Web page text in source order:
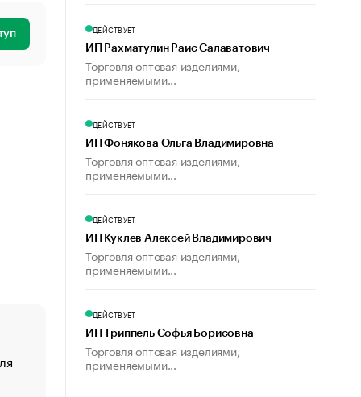
«От спорта тело стареет иначе». Как живет глава
создавшей GTA
ДЕЙСТВУЕТ
ИП Рахматулин Раис Салаватович
Торговля оптовая изделиями,
применяемыми...
ДЕЙСТВУЕТ
ИП Фонякова Ольга Владимировна
Торговля оптовая изделиями,
применяемыми...
ДЕЙСТВУЕТ
ИП Куклев Алексей Владимирович
Торговля оптовая изделиями,
применяемыми...
ДЕЙСТВУЕТ
ИП Триппель Софья Борисовна
Торговля оптовая изделиями,
применяемыми...